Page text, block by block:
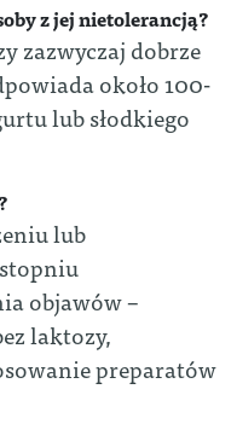
z jej nietolerancją?
zazwyczaj dobrze
około 100-
lub słodkiego
lub
objawów –
laktozy,
preparatów